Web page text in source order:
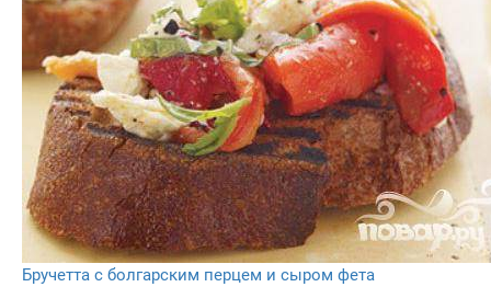
Бручетта с болгарским перцем и сыром фета